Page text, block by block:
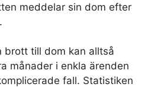
meddelar sin dom efter
brott till dom kan alltså
månader i enkla ärenden
fall. Statistiken